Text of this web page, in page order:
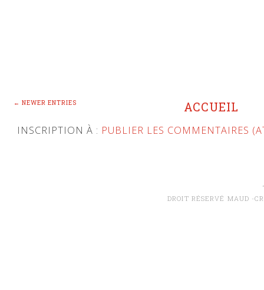
← NEWER ENTRIES ACCUEIL
INSCRIPTION À : PUBLIER LES COMMENTAIRES
DROIT RÉSERVÉ MAUD -